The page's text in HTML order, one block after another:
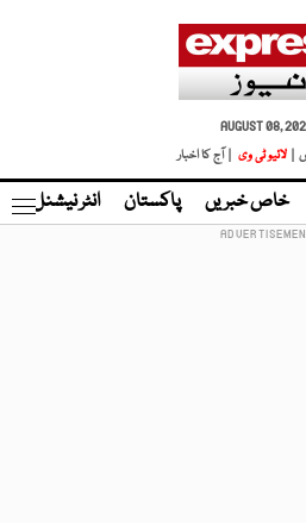
AUGUST 08,
|
لائیو ٹی وی | آج کا اخبار
خاص خبریں پاکستان انٹر نیشنل